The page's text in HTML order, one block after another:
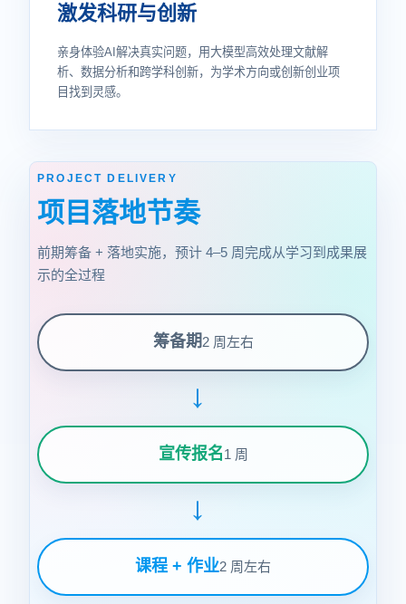
激发科研与创新
亲身体验AI解决真实问题，用大模型高效处理文献解
析、数据分析和跨学科创新，为学术方向或创新创业项
目找到灵感。
PROJECT DELIVERY
项目落地节奏
前期筹备 + 落地实施，预计 4–5 周完成从学习到成果展
示的全过程
筹备期2 周左右
→
宣传报名1 周
→
课程 + 作业2 周左右